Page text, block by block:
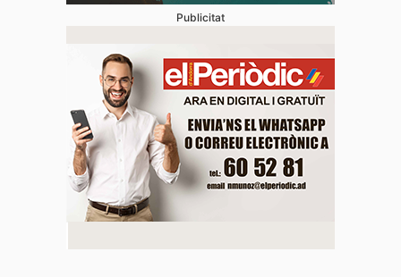
Publicitat